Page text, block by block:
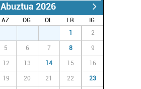
Abuztua 2026
AZ. OG. OL. LR.
IG.
1 2
5 6 7 8 9
12 13 14 15 16
19 20 21 22 23